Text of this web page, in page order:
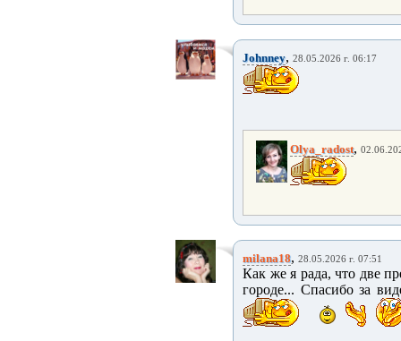
Johnney, 28.05.2026 г. 06:17
Olya_radost,
milana18, 28.05.2026 г. 07:51
Как же я рада, что две
городе... Спасибо за